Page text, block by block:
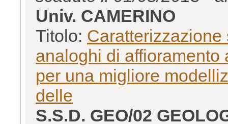
Univ. CAMERINO
Titolo:
analoghi di
per una migliore
delle
S.S.D. GEO/02